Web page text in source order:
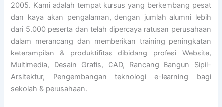
2005. Kami adalah tempat kursus yang berkembang pesat
dan kaya akan pengalaman, dengan jumlah alumni lebih
dari 5.000 peserta dan telah dipercaya ratusan perusahaan
dalam merancang dan memberikan training peningkatan
keterampilan & produktifitas dibidang profesi Website,
Multimedia, Desain Grafis, CAD, Rancang Bangun Sipil-
Arsitektur, Pengembangan teknologi e-learning bagi
sekolah & perusahaan.